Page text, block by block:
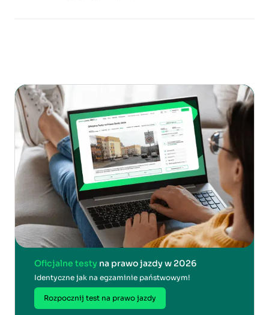
Oficjalne testy na prawo jazdy w 2026
Identyczne jak na egzaminie państwowym!
Rozpocznij test na prawo jazdy